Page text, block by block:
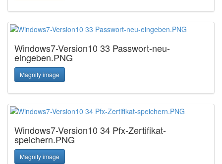
Windows7-Version10 33 Passwort-neu-
eingeben.PNG
Magnify image
Windows7-Version10 34 Pfx-Zertifikat-
speichern.PNG
Magnify image